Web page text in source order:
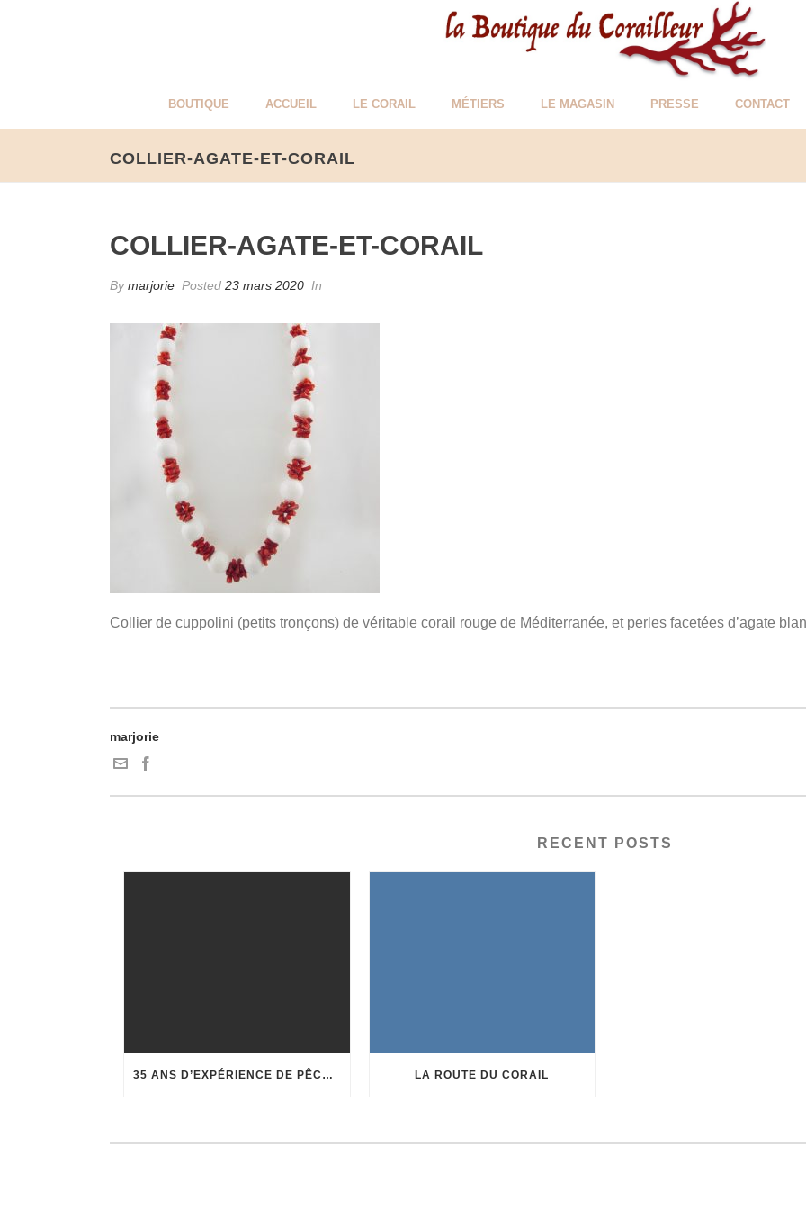
BOUTIQUE ACCUEIL LE CORAIL MÉTIERS LE MAGASIN PRESSE CONTACT
COLLIER-AGATE-ET-CORAIL
COLLIER-AGATE-ET-CORAIL
Bymarjorie Posted 23 mars 2020 In
Collier de cuppolini (petits tronçons) de véritable corail rouge de Méditerranée, et perles facetées d’agate
marjorie
RECENT POSTS
35 ANS D’EXPÉRIENCE DE PÊCHE AU CORAIL LA ROUTE DU CORAIL